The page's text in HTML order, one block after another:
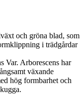
och gröna blad, som
i trädgårdar
Var. Arborescens har
växande
hög formbarhet och